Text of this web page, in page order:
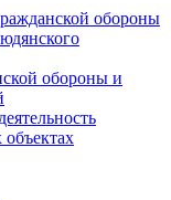
обороны
обороны и
объектах